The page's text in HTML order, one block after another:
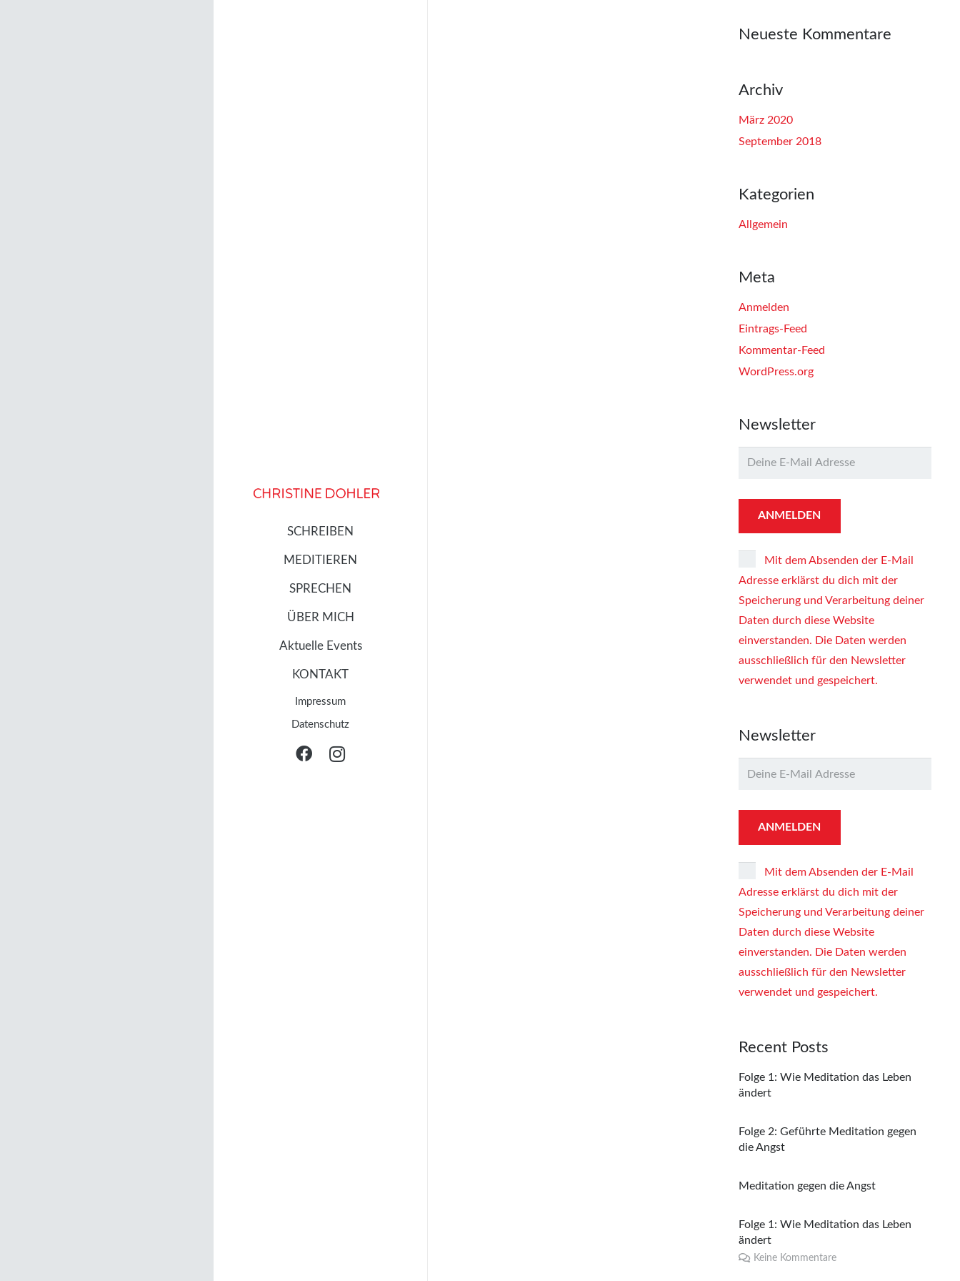
SCHREIBEN
MEDITIEREN
SPRECHEN
ÜBER MICH
Aktuelle Events
KONTAKT
Impressum
Datenschutz
Neueste Kommentare
Archiv
März 2020
September 2018
Kategorien
Allgemein
Meta
Anmelden
Eintrags-Feed
Kommentar-Feed
WordPress.org
Newsletter
Mit dem Absenden der E-Mail
Adresse erklärst du dich mit der
Speicherung und Verarbeitung deiner
Daten durch diese Website
einverstanden. Die Daten werden
ausschließlich für den Newsletter
verwendet und gespeichert.
Newsletter
Mit dem Absenden der E-Mail
Adresse erklärst du dich mit der
Speicherung und Verarbeitung deiner
Daten durch diese Website
einverstanden. Die Daten werden
ausschließlich für den Newsletter
verwendet und gespeichert.
Recent Posts
Folge 1: Wie Meditation das Leben
ändert
Folge 2: Geführte Meditation gegen
die Angst
Meditation gegen die Angst
Folge 1: Wie Meditation das Leben
ändert
Keine Kommentare